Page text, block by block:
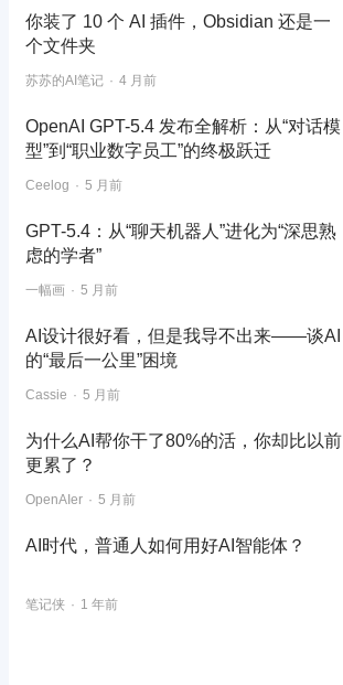
你装了 10 个 AI 插件，Obsidian 还是一
个文件夹
苏苏的AI笔记 4 月前
OpenAI GPT-5.4 发布全解析：从“对话模
型”到“职业数字员工”的终极跃迁
Ceelog 5 月前
GPT-5.4：从“聊天机器人”进化为“深思熟
虑的学者”
一幅画 5 月前
AI设计很好看，但是我导不出来——谈AI
的“最后一公里”困境
Cassie 5 月前
为什么AI帮你干了80%的活，你却比以前
更累了？
OpenAIer 5 月前
AI时代，普通人如何用好AI智能体？
笔记侠 1 年前